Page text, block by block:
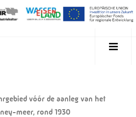
vóór de aanleg van het
meer, rond 1930